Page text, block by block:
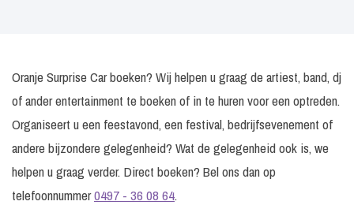
Oranje Surprise Car boeken? Wij helpen u graag de artiest, band, dj
of ander entertainment te boeken of in te huren voor een optreden.
Organiseert u een feestavond, een festival, bedrijfsevenement of
andere bijzondere gelegenheid? Wat de gelegenheid ook is, we
helpen u graag verder. Direct boeken? Bel ons dan op
telefoonnummer0497 - 36 08 64.